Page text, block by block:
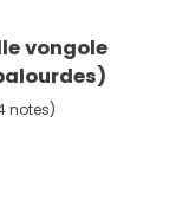
vongole
notes)